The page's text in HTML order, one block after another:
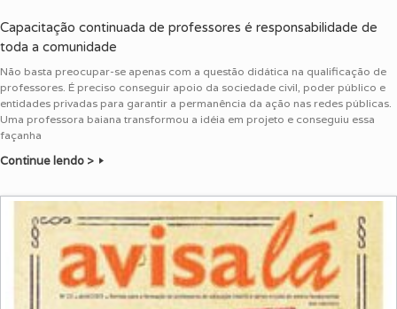
Capacitação continuada de professores é responsabilidade de
toda a comunidade
Não basta preocupar-se apenas com a questão didática na qualificação de
professores. É preciso conseguir apoio da sociedade civil, poder público e
entidades privadas para garantir a permanência da ação nas redes públicas.
Uma professora baiana transformou a idéia em projeto e conseguiu essa
façanha
Continue lendo >